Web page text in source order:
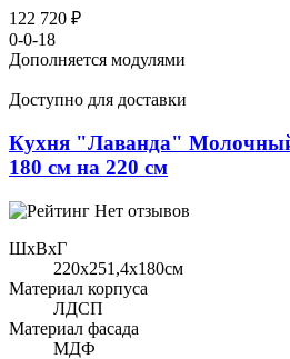
122 720 ₽
0-0-18
Дополняется модулями
Доступно для доставки
Кухня "Лаванда"
180 см на 220 см
Нет отзывов
ШхВхГ
220x251,4х180см
Материал корпуса
ЛДСП
Материал фасада
МДФ